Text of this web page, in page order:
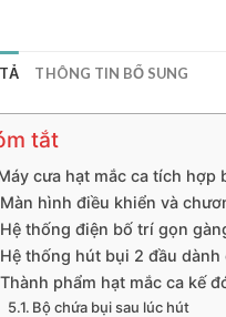
THÔNG TIN BỔ SUNG
tắt
cưa hạt mắc ca tích hợp
Màn hình điều khiển và
Hệ thống điện bố trí gọn
Hệ thống hút bụi 2 đầu dành
Thành phẩm hạt mắc ca kế
Bộ chứa bụi sau lúc hút